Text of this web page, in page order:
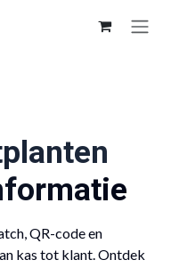
QR-code en
kas tot klant. Ontdek